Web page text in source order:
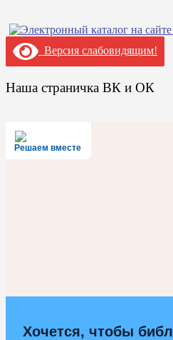
Версия слабовидящим!
Наша страничка ВК и ОК
Решаем вместе
Хочется, чтобы